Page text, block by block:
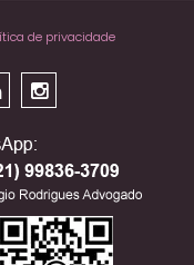
de privacidade